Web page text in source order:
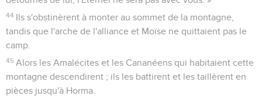
44 Ils s'obstinèrent à monter au sommet de la montagne,
tandis que l'arche de l'alliance et Moïse ne quittaient pas le
camp.
45 Alors les Amalécites et les Cananéens qui habitaient cette
montagne descendirent ; ils les battirent et les taillèrent en
pièces jusqu'à Horma.